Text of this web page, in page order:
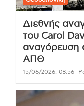
Διεθνής
του Carol
αναγόρευση
ΑΠΘ
15/06/2026, 08:56